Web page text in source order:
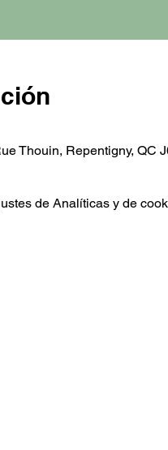
Thouin, Repentigny, QC
de Analíticas y de